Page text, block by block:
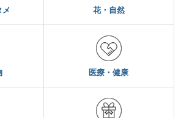
花・自然
医療・健康